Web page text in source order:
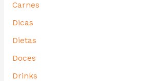
Carnes
Dicas
Dietas
Doces
Drinks